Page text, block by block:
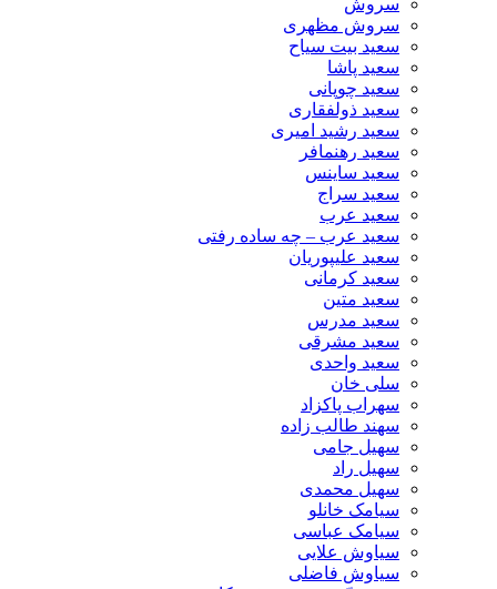
سروش مظهری
سعید بیت سیاح
سعید پاشا
سعید چوپانی
سعید ذولفقاری
سعید رشید امیری
سعید رهنمافر
سعید ساینس
سعید سراج
سعید عرب
سعید عرب – چه ساده رفتی
سعید علیپوریان
سعید کرمانی
سعید متین
سعید مدرس
سعید مشرقی
سعید واحدی
سلی خان
سهراب پاکزاد
سهند طالب زاده
سهیل جامی
سهیل راد
سهیل محمدی
سیامک خانلو
سیامک عباسی
سیاوش علایی
سیاوش فاضلی